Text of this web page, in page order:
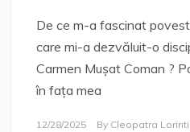
De ce m-a fascinat
care mi-a dezvăluit-o
Carmen Mușat Coman ?
în fața mea
12/28/2025 By Cleopatra